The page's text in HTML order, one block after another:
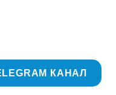
КАНАЛ